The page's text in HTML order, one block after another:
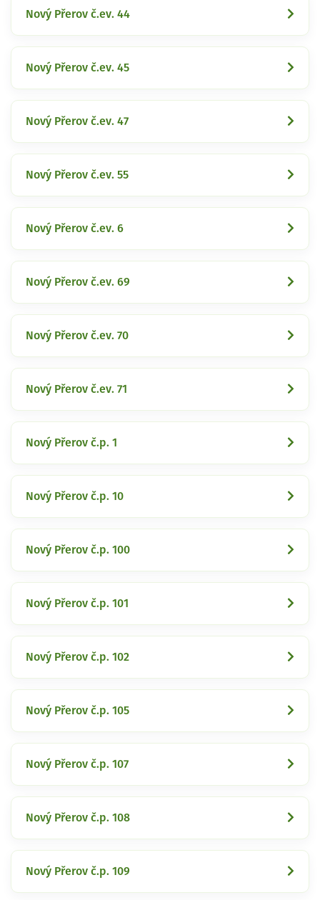
Nový Přerov č.ev. 44
Nový Přerov č.ev. 45
Nový Přerov č.ev. 47
Nový Přerov č.ev. 55
Nový Přerov č.ev. 6
Nový Přerov č.ev. 69
Nový Přerov č.ev. 70
Nový Přerov č.ev. 71
Nový Přerov č.p. 1
Nový Přerov č.p. 10
Nový Přerov č.p. 100
Nový Přerov č.p. 101
Nový Přerov č.p. 102
Nový Přerov č.p. 105
Nový Přerov č.p. 107
Nový Přerov č.p. 108
Nový Přerov č.p. 109